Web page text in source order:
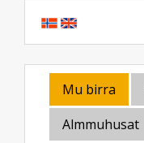
Mu birra
Almmuhusat